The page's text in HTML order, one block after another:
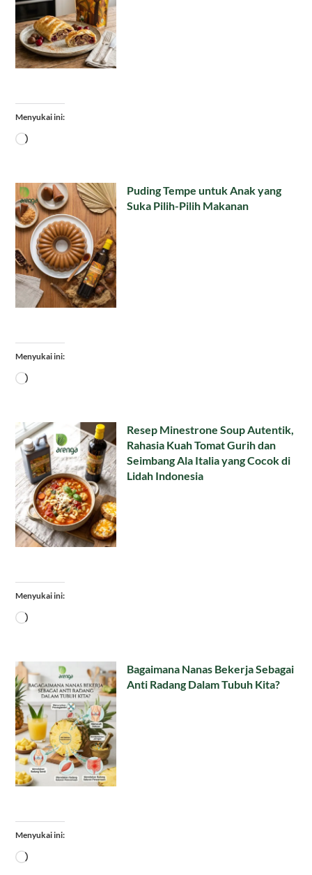
Menyukai ini:
Memuat...
Puding Tempe untuk Anak yang
Suka Pilih-Pilih Makanan
Menyukai ini:
Memuat...
Resep Minestrone Soup Autentik,
Rahasia Kuah Tomat Gurih dan
Seimbang Ala Italia yang Cocok di
Lidah Indonesia
Menyukai ini:
Memuat...
Bagaimana Nanas Bekerja Sebagai
Anti Radang Dalam Tubuh Kita?
Menyukai ini:
Memuat...